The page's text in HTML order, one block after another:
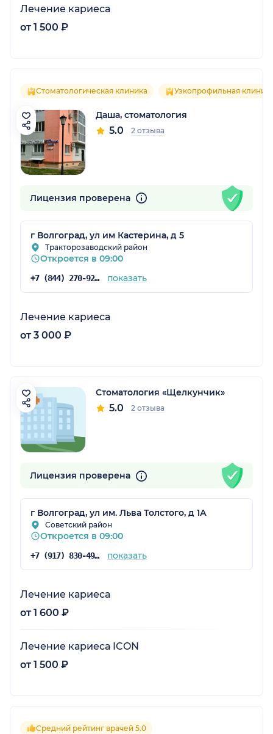
Лечение кариеса
от 1 500 ₽
Стоматологическая клиника Узкопрофильная
Даша, стоматология
5.0 2 отзыва
Лицензия проверена
г Волгоград, ул им Кастерина, д 5
Тракторозаводский район
Откроется в 09:00
+7 (844) 270-92-01 показать
Лечение кариеса
от 3 000 ₽
Стоматология «Щелкунчик»
5.0 2 отзыва
Лицензия проверена
г Волгоград, ул им. Льва Толстого, д 1А
Советский район
Откроется в 09:00
+7 (917) 830-49-78 показать
Лечение кариеса
от 1 600 ₽
Лечение кариеса ICON
от 1 500 ₽
Средний рейтинг врачей 5.0